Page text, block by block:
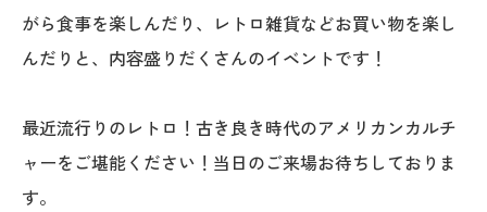
がら食事を楽しんだり、レトロ雑貨などお買い物を楽し
んだりと、内容盛りだくさんのイベントです！
最近流行りのレトロ！古き良き時代のアメリカンカルチ
ャーをご堪能ください！当日のご来場お待ちしておりま
す。